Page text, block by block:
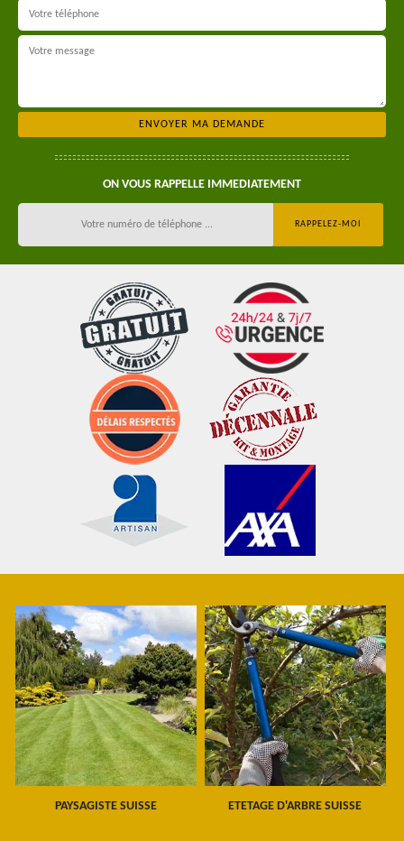
ON VOUS RAPPELLE IMMEDIATEMENT
PAYSAGISTE SUISSE ETETAGE D'ARBRE SUISSE